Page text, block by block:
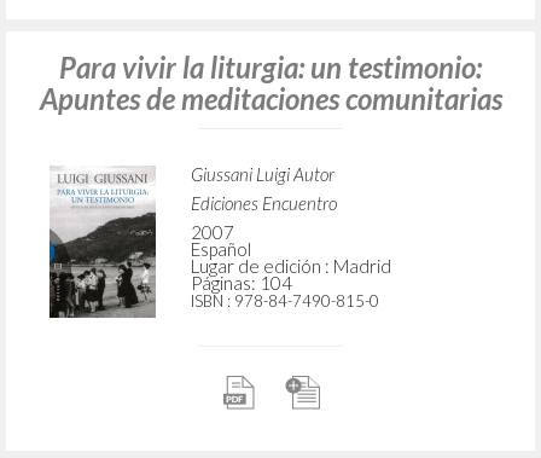
Para vivir la liturgia: un testimonio:
Apuntes de meditaciones comunitarias
Giussani Luigi Autor
Ediciones Encuentro
2007
Español
Lugar de edición : Madrid
Páginas: 104
ISBN : 978-84-7490-815-0